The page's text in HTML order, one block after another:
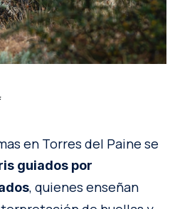
en Torres del Paine se
guiados por
, quienes enseñan